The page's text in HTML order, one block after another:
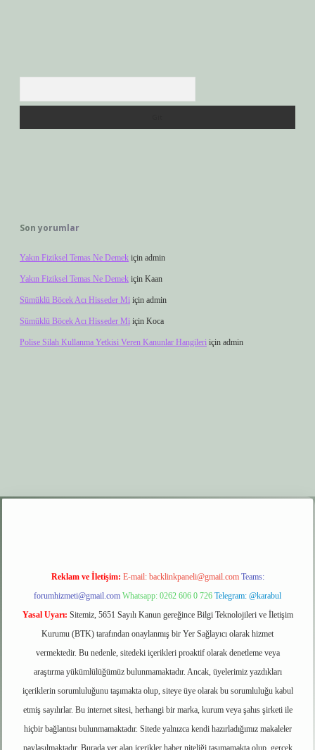
Son yorumlar
Yakın Fiziksel Temas Ne Demek için admin
Yakın Fiziksel Temas Ne Demek için Kaan
Sümüklü Böcek Acı Hisseder Mi için admin
Sümüklü Böcek Acı Hisseder Mi için Koca
Polise Silah Kullanma Yetkisi Veren Kanunlar Hangileri için admin
elexbet giriş
Reklam ve İletişim: E-mail: backlinkpaneli@gmail.com Teams:
forumhizmeti@gmail.com Whatsapp: 0262 606 0 726 Telegram: @karabul
Yasal Uyarı: Sitemiz, 5651 Sayılı Kanun gereğince Bilgi Teknolojileri ve İletişim
Kurumu (BTK) tarafından onaylanmış bir Yer Sağlayıcı olarak hizmet
vermektedir. Bu nedenle, sitedeki içerikleri proaktif olarak denetleme veya
araştırma yükümlülüğümüz bulunmamaktadır. Ancak, üyelerimiz yazdıkları
içeriklerin sorumluluğunu taşımakta olup, siteye üye olarak bu sorumluluğu kabul
etmiş sayılırlar. Bu internet sitesi, herhangi bir marka, kurum veya şahıs şirketi ile
hiçbir bağlantısı bulunmamaktadır. Sitede yalnızca kendi hazırladığımız makaleler
paylaşılmaktadır. Burada yer alan içerikler haber niteliği taşımamakta olup, gerçek